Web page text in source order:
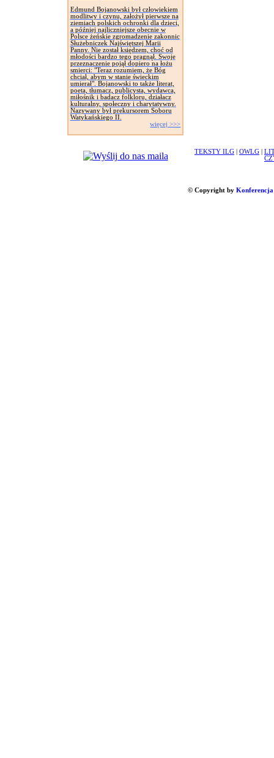
Edmund Bojanowski był człowiekiem
modlitwy i czynu, założył pierwsze na
ziemiach polskich ochronki dla dzieci,
a później najliczniejsze obecnie w
Polsce żeńskie zgromadzenie zakonnic
Służebniczek Najświętszej Marii
Panny. Nie został księdzem, choć od
młodości bardzo tego pragnął. Swoje
przeznaczenie pojął dopiero na łożu
smierci: "Teraz rozumiem, że Bóg
chciał, abym w stanie świeckim
umierał". Bojanowski to także literat,
poeta, tłumacz, publicysta, wydawca,
miłośnik i badacz folkloru, działacz
kulturalny, społeczny i charytatywny.
Nazywany był prekursorem Soboru
Watykańskiego II.
więcej >>>
TEKSTY ILG OWLG
© Copyright by Konferencja